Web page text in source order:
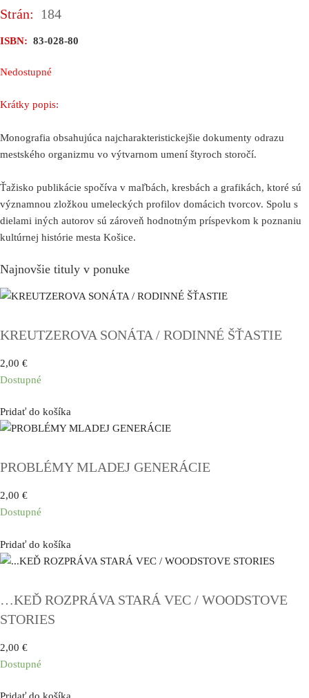
Strán: 184
ISBN: 83-028-80
Nedostupné
Krátky popis:
Monografia obsahujúca najcharakteristickejšie dokumenty odrazu
mestského organizmu vo výtvarnom umení štyroch storočí.
Ťažisko publikácie spočíva v maľbách, kresbách a grafikách, ktoré sú
významnou zložkou umeleckých profilov domácich tvorcov. Spolu s
dielami iných autorov sú zároveň hodnotným príspevkom k poznaniu
kultúrnej histórie mesta Košice.
Najnovšie tituly v ponuke
KREUTZEROVA SONÁTA / RODINNÉ ŠŤASTIE
2,00 €
Dostupné
Pridať do košíka
PROBLÉMY MLADEJ GENERÁCIE
2,00 €
Dostupné
Pridať do košíka
…KEĎ ROZPRÁVA STARÁ VEC / WOODSTOVE
STORIES
2,00 €
Dostupné